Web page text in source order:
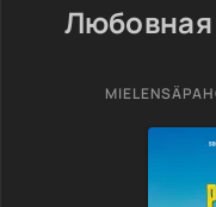
Любовная